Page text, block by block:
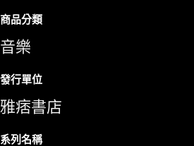
商品分類
音樂
發行單位
雅痞書店
系列名稱